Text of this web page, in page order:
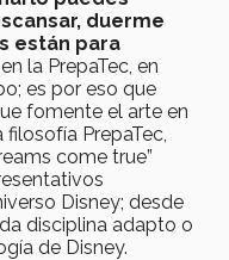
duerme
están para
la PrepaTec, en
es por eso que
fomente el arte en
PrepaTec,
come true”
Disney; desde
disciplina adapto o
de Disney.